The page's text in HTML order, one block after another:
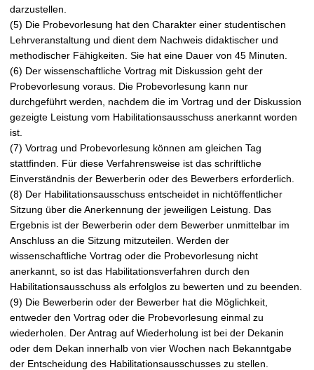
darzustellen.
(5) Die Probevorlesung hat den Charakter einer studentischen
Lehrveranstaltung und dient dem Nachweis didaktischer und
methodischer Fähigkeiten. Sie hat eine Dauer von 45 Minuten.
(6) Der wissenschaftliche Vortrag mit Diskussion geht der
Probevorlesung voraus. Die Probevorlesung kann nur
durchgeführt werden, nachdem die im Vortrag und der Diskussion
gezeigte Leistung vom Habilitationsausschuss anerkannt worden
ist.
(7) Vortrag und Probevorlesung können am gleichen Tag
stattfinden. Für diese Verfahrensweise ist das schriftliche
Einverständnis der Bewerberin oder des Bewerbers erforderlich.
(8) Der Habilitationsausschuss entscheidet in nichtöffentlicher
Sitzung über die Anerkennung der jeweiligen Leistung. Das
Ergebnis ist der Bewerberin oder dem Bewerber unmittelbar im
Anschluss an die Sitzung mitzuteilen. Werden der
wissenschaftliche Vortrag oder die Probevorlesung nicht
anerkannt, so ist das Habilitationsverfahren durch den
Habilitationsausschuss als erfolglos zu bewerten und zu beenden.
(9) Die Bewerberin oder der Bewerber hat die Möglichkeit,
entweder den Vortrag oder die Probevorlesung einmal zu
wiederholen. Der Antrag auf Wiederholung ist bei der Dekanin
oder dem Dekan innerhalb von vier Wochen nach Bekanntgabe
der Entscheidung des Habilitationsausschusses zu stellen.